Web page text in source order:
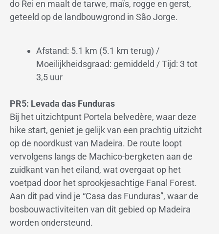
do Rei en maalt de tarwe, maïs, rogge en gerst,
geteeld op de landbouwgrond in São Jorge.
Afstand: 5.1 km (5.1 km terug) /
Moeilijkheidsgraad: gemiddeld / Tijd: 3 tot
3,5 uur
PR5: Levada das Funduras
Bij het uitzichtpunt Portela belvedère, waar deze
hike start, geniet je gelijk van een prachtig uitzicht
op de noordkust van Madeira. De route loopt
vervolgens langs de Machico-bergketen aan de
zuidkant van het eiland, wat overgaat op het
voetpad door het sprookjesachtige Fanal Forest.
Aan dit pad vind je “Casa das Funduras”, waar de
bosbouwactiviteiten van dit gebied op Madeira
worden ondersteund.